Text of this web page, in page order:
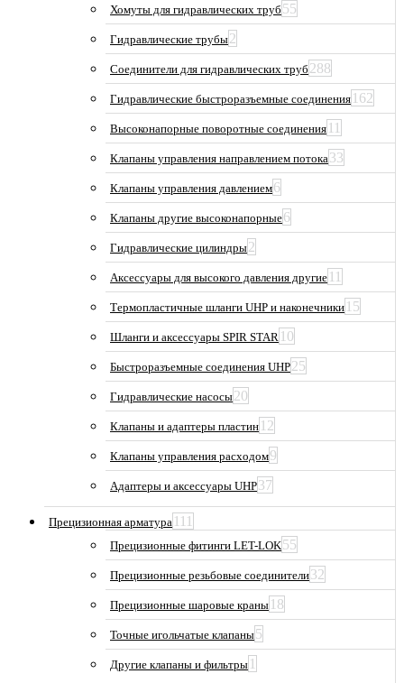
Хомуты для гидравлических труб 55
Гидравлические трубы2
Соединители для гидравлических труб 288
Гидравлические быстроразъемные соединения 162
Высоконапорные поворотные соединения 11
Клапаны управления направлением потока33
Клапаны управления давлением6
Клапаны другие высоконапорные6
Гидравлические цилиндры2
Аксессуары для высокого давления другие 11
Термопластичные шланги UHP и наконечники 15
Шланги и аксессуары SPIR STAR 10
Быстроразъемные соединения UHP25
Гидравлические насосы20
Клапаны и адаптеры пластин 12
Клапаны управления расходом9
Адаптеры и аксессуары UHP37
Прецизионная арматура 111
Прецизионные фитинги LET-LOK55
Прецизионные резьбовые соединители32
Прецизионные шаровые краны 18
Точные игольчатые клапаны5
Другие клапаны и фильтры 1